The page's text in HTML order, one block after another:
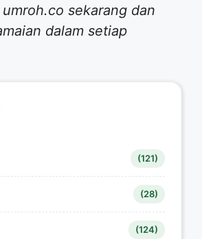
sekarang dan
dalam setiap
(121)
(28)
(124)